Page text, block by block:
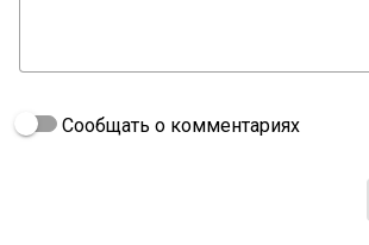
Сообщать о комментариях